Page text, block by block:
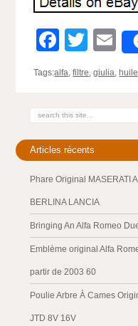
Tags:alfa,filtre,giulia, huile
Articles récents
Phare Original MASERATI
BERLINA LANCIA
Bringing An Alfa Romeo
Emblème original Alfa
partir de 2003 60
Poulie Arbre À Cames
JTD 8V 16V